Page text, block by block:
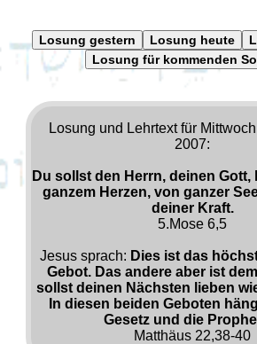
Losung gestern Losung heute
Losung für kommenden
Losung und Lehrtext für
2007:
Du sollst den Herrn, deinen Gott,
ganzem Herzen, von ganzer
deiner Kraft.
5.Mose 6,5
Jesus sprach: Dies ist das
Gebot. Das andere aber ist
sollst deinen Nächsten lieben
In diesen beiden Geboten
Gesetz und die
Matthäus 22,38-40